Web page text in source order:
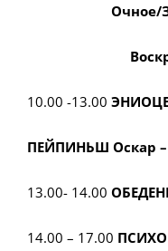
Очное/
10.00 -13.00
ПЕЙПИНЬШ Оскар –
13.00- 14.00
14.00 – 17.00